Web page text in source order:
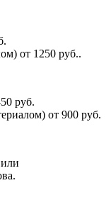
от 1250 руб..
руб.
от 900 руб.